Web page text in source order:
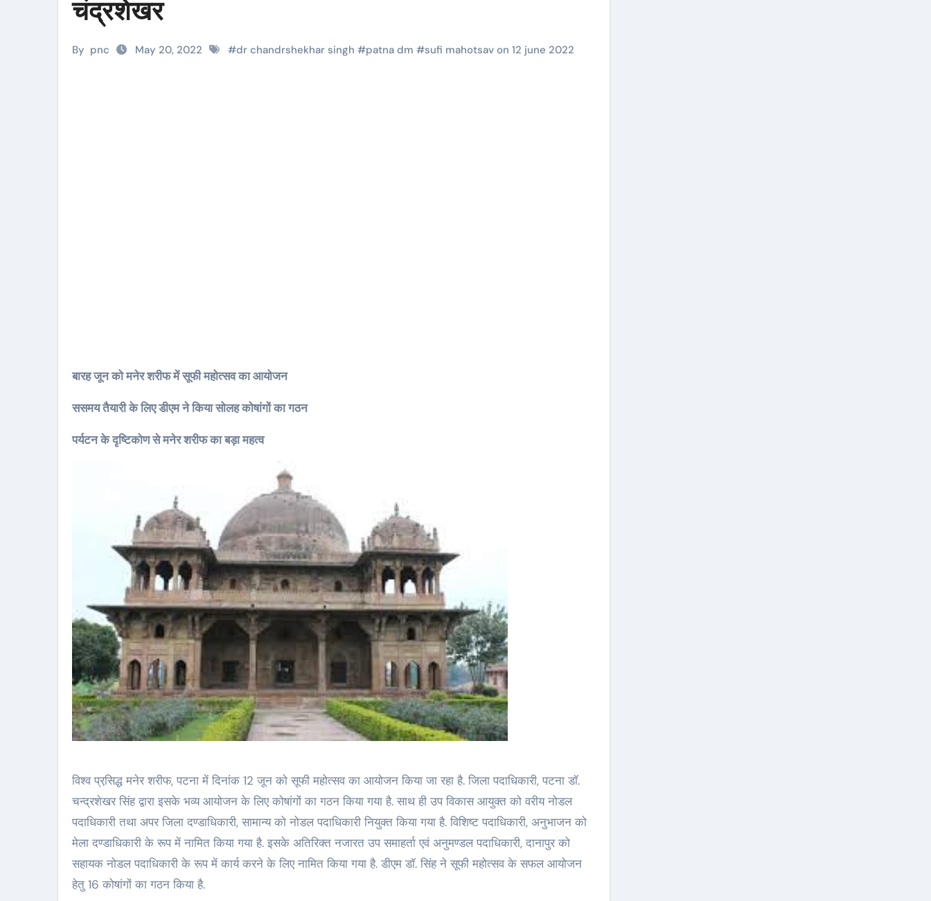
चंद्रशेखर
By pnc May 20, 2022 #dr chandrshekhar singh #patna dm #sufi mahotsav on 12 june 2022
बारह जून को मनेर शरीफ में सूफी महोत्सव का आयोजन
ससमय तैयारी के लिए डीएम ने किया सोलह कोषांगों का गठन
पर्यटन के दृष्टिकोण से मनेर शरीफ का बड़ा महत्व
विश्व प्रसि़द्ध मनेर शरीफ, पटना में दिनांक 12 जून को सूफी महोत्सव का आयोजन किया जा रहा है. जिला पदाधिकारी, पटना डॉ.
चन्द्रशेखर सिंह द्वारा इसके भव्य आयोजन के लिए कोषांगों का गठन किया गया है. साथ ही उप विकास आयुक्त को वरीय नोडल
पदाधिकारी तथा अपर जिला दण्डाधिकारी, सामान्य को नोडल पदाधिकारी नियुक्त किया गया है. विशिष्ट पदाधिकारी, अनुभाजन को
मेला दण्डाधिकारी के रूप में नामित किया गया है. इसके अतिरिक्त नजारत उप समाहर्ता एवं अनुमण्डल पदाधिकारी, दानापुर को
सहायक नोडल पदाधिकारी के रूप में कार्य करने के लिए नामित किया गया है. डीएम डॉ. सिंह ने सूफी महोत्सव के सफल आयोजन
हेतु 16 कोषांगों का गठन किया है.